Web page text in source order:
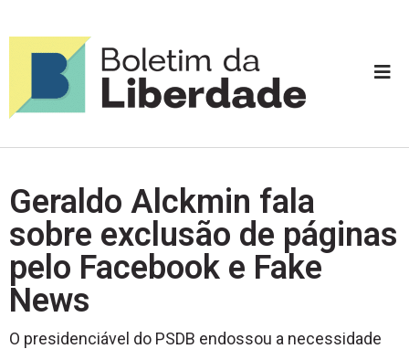
Geraldo Alckmin fala
sobre exclusão de páginas
pelo Facebook e Fake
News
O presidenciável do PSDB endossou a necessidade